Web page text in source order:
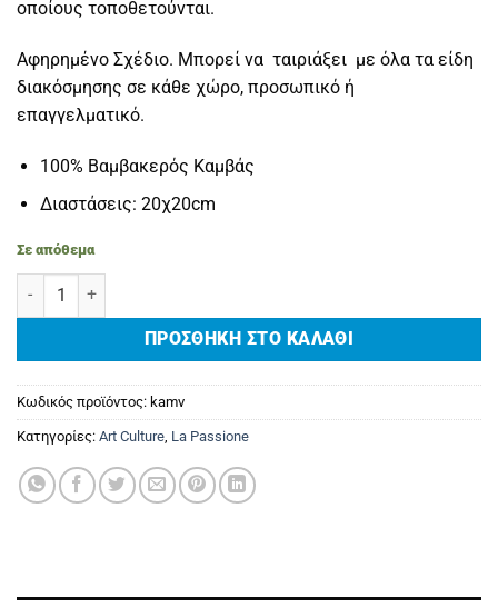
οποίους τοποθετούνται.
Αφηρημένο Σχέδιο. Μπορεί να ταιριάξει με όλα τα είδη
διακόσμησης σε κάθε χώρο, προσωπικό ή
επαγγελματικό.
100% Βαμβακερός Καμβάς
Διαστάσεις: 20χ20cm
Σε απόθεμα
Πίνακας σε καμβά 'Regina' ποσότητα
ΠΡΟΣΘΉΚΗ ΣΤΟ ΚΑΛΆΘΙ
Κωδικός προϊόντος: kamv
Κατηγορίες: Art Culture La Passione